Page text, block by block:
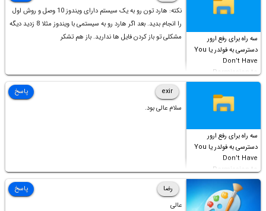
سه راه برای رفع ارور
دسترسی به فولدر یا You
Don’t Have
Permission to
Access this folder
نکته: هارد تون رو به یک سیستم دارای ویندوز 10 وصل و روش اول
را انجام بدید. بعد اگر هارد رو به سیستمی با ویندوز مثلا 8 زدید دیگه
مشکلی تو باز کردن فایل ها ندارید. باز هم تشکر
سه راه برای رفع ارور
دسترسی به فولدر یا You
Don’t Have
Permission to
Access this folder
exir
سلام عالی بود.
پاسخ
رضا
عالی
پاسخ